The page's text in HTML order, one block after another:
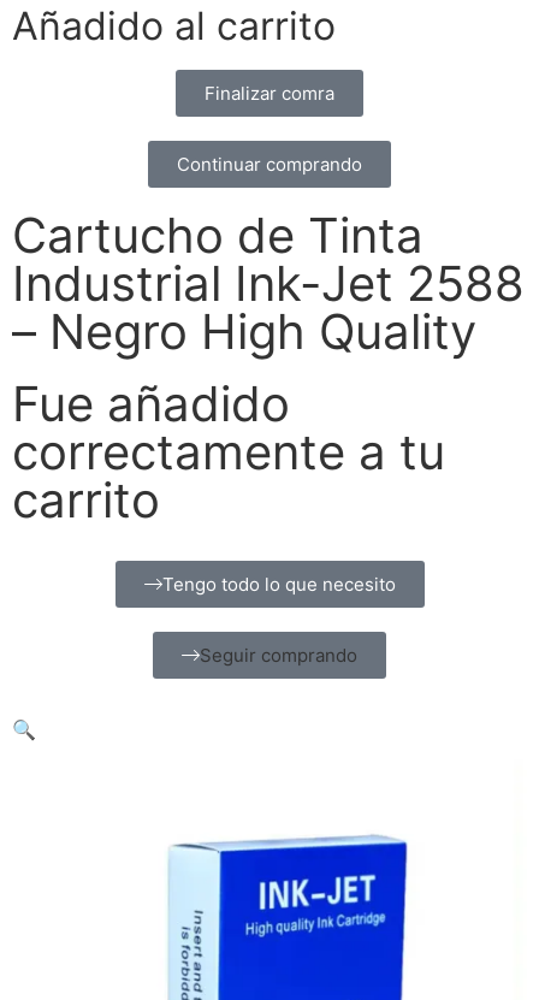
Añadido al carrito
Finalizar comra
Continuar comprando
Cartucho de Tinta
Industrial Ink-Jet 2588
– Negro High Quality
Fue añadido
correctamente a tu
carrito
Tengo todo lo que necesito
Seguir comprando
🔍